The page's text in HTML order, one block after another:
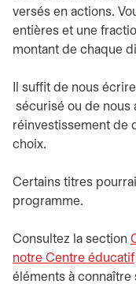
versés en actions.
entières et une
montant de chaque
Il suffit de nous
s’ouvre dans un
sécurisé ou de nous
réinvestissement de
choix.
Certains titres
programme.
Consultez la section
notre Centre éducatif
éléments à